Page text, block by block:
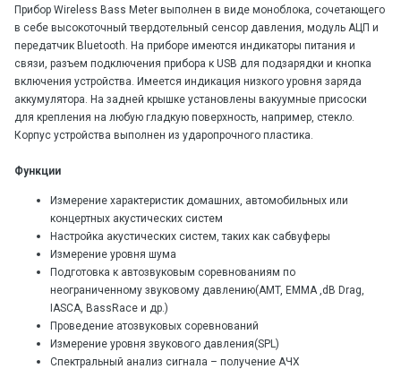
Прибор Wireless Bass Meter выполнен в виде моноблока, сочетающего
в себе высокоточный твердотельный сенсор давления, модуль АЦП и
передатчик Bluetooth. На приборе имеются индикаторы питания и
связи, разъем подключения прибора к USB для подзарядки и кнопка
включения устройства. Имеется индикация низкого уровня заряда
аккумулятора. На задней крышке установлены вакуумные присоски
для крепления на любую гладкую поверхность, например, стекло.
Корпус устройства выполнен из ударопрочного пластика.
Функции
Измерение характеристик домашних, автомобильных или
концертных акустических систем
Настройка акустических систем, таких как сабвуферы
Измерение уровня шума
Подготовка к автозвуковым соревнованиям по
неограниченному звуковому давлению(AMT, EMMA ,dB Drag,
IASCA, BassRace и др.)
Проведение атозвуковых соревнований
Измерение уровня звукового давления(SPL)
Спектральный анализ сигнала – получение АЧХ